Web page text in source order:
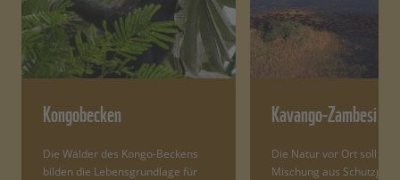
Kongobecken
Die Wälder des Kongo-Beckens
bilden die Lebensgrundlage für
Kavango-Zambesi
Die Natur vor Ort soll
Mischung aus